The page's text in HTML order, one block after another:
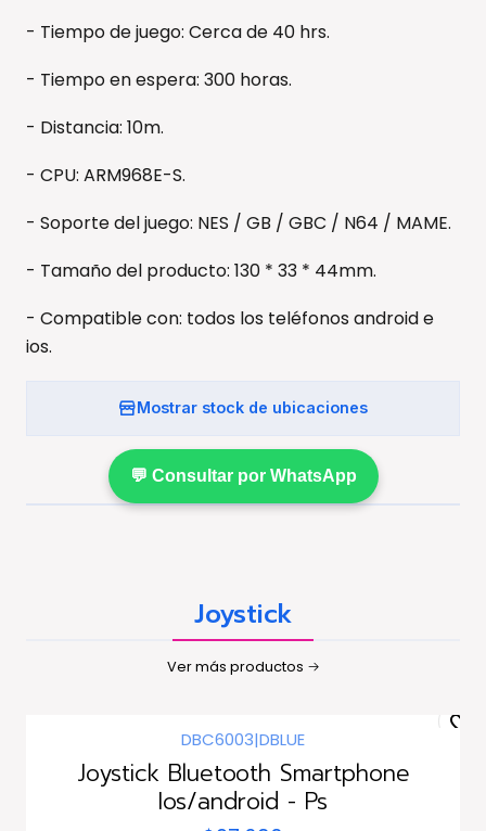
- Tiempo de juego: Cerca de 40 hrs.
- Tiempo en espera: 300 horas.
- Distancia: 10m.
- CPU: ARM968E-S.
- Soporte del juego: NES / GB / GBC / N64 / MAME.
- Tamaño del producto: 130 * 33 * 44mm.
- Compatible con: todos los teléfonos android e
ios.
Mostrar stock de ubicaciones
💬 Consultar por WhatsApp
Joystick
Ver más productos
DBC6003|DBLUE
Joystick Bluetooth Smartphone
Ios/android - Ps